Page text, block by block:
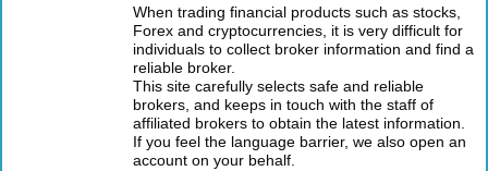
When trading financial products such as stocks,
Forex and cryptocurrencies, it is very difficult for
individuals to collect broker information and find a
reliable broker.
This site carefully selects safe and reliable
brokers, and keeps in touch with the staff of
affiliated brokers to obtain the latest information.
If you feel the language barrier, we also open an
account on your behalf.